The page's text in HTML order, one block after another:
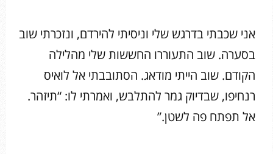
אני שכבתי בדרגש שלי וניסיתי להירדם, ונזכרתי שוב
בסערה. שוב התעוררו החששות שלי מהלילה
הקודם. שוב הייתי מודאג. הסתובבתי אל לואיס
רנחיפו, שבדיוק גמר להתלבש, ואמרתי לו: “תיזהר.
אל תפתח פה לשטן.”